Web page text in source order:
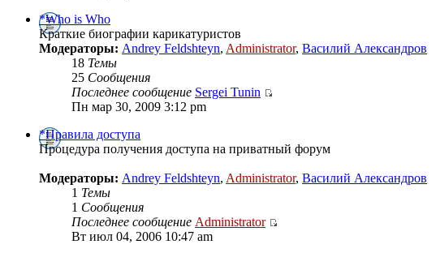
*Who is Who
Краткие биографии карикатуристов
Модераторы: Andrey Feldshteyn, Administrator, Василий Александров
18 Темы
25 Сообщения
Последнее сообщение Sergei Tunin
Пн мар 30, 2009 3:12 pm
*Правила доступа
Процедура получения доступа на приватный форум
Модераторы: Andrey Feldshteyn, Administrator, Василий Александров
1 Темы
1 Сообщения
Последнее сообщение Administrator
Вт июл 04, 2006 10:47 am